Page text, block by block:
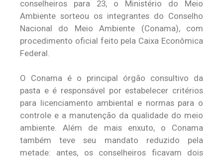
conselheiros para 23, o Ministério do Meio
Ambiente sorteou os integrantes do Conselho
Nacional do Meio Ambiente (Conama), com
procedimento oficial feito pela Caixa Econômica
Federal.
O Conama é o principal órgão consultivo da
pasta e é responsável por estabelecer critérios
para licenciamento ambiental e normas para o
controle e a manutenção da qualidade do meio
ambiente. Além de mais enxuto, o Conama
também teve seu mandato reduzido pela
metade: antes, os conselheiros ficavam dois